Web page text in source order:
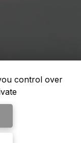
control over